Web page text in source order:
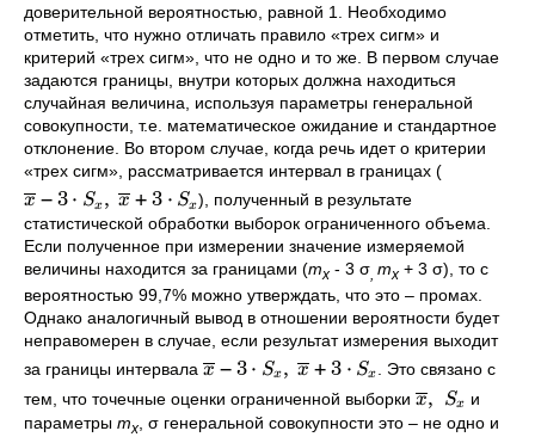
доверительной вероятностью, равной 1. Необходимо
отметить, что нужно отличать правило «трех сигм» и
критерий «трех сигм», что не одно и то же. В первом случае
задаются границы, внутри которых должна находиться
случайная величина, используя параметры генеральной
совокупности, т.е. математическое ожидание и стандартное
отклонение. Во втором случае, когда речь идет о критерии
«трех сигм», рассматривается интервал в границах (
x −3⋅ Sx, x +3 ⋅ Sx), полученный в результате
статистической обработки выборок ограниченного объема.
Если полученное при измерении значение измеряемой
величины находится за границами (mx - 3 σ mx + 3 σ), то с
вероятностью 99,7% можно утверждать, что это – промах.
Однако аналогичный вывод в отношении вероятности будет
неправомерен в случае, если результат измерения выходит
за границы интервала x −3⋅ Sx, x +3 ⋅ Sx
. Это связано с
тем, что точечные оценки ограниченной выборки x, Sx и
параметры mx
σ генеральной совокупности это – не одно и